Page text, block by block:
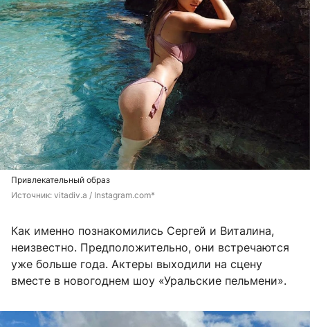
Привлекательный образ
Источник: vitadiv.a / Instagram.com*
Как именно познакомились Сергей и Виталина,
неизвестно. Предположительно, они встречаются
уже больше года. Актеры выходили на сцену
вместе в новогоднем шоу «Уральские пельмени».